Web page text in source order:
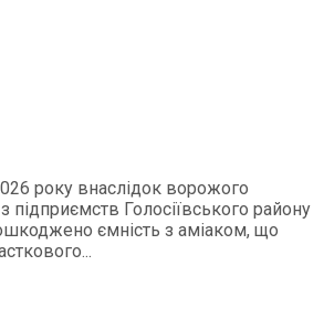
року внаслідок ворожого
підприємств Голосіївського району
ємність з аміаком, що